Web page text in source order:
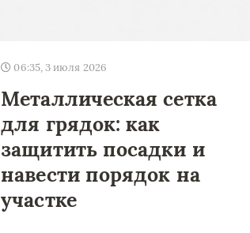
06:35, 3 июля 2026
Металлическая сетка
для грядок: как
защитить посадки и
навести порядок на
участке